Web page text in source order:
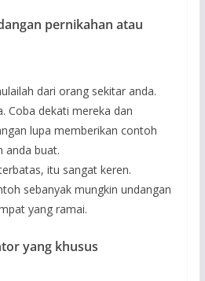
pernikahan atau
dari orang sekitar anda.
Coba dekati mereka dan
lupa memberikan contoh
anda buat.
itu sangat keren.
sebanyak mungkin undangan
yang ramai.
yang khusus